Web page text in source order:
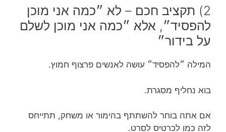
2) תקציב חכם – לא ״כמה אני מוכן
להפסיד״, אלא ״כמה אני מוכן לשלם
על בידור״
המילה ״להפסיד״ עושה לאנשים פרצוף חמוץ.
בוא נחליף מסגרת.
אם אתה בוחר להשתתף בהימור או משחק, תתייחס
לזה כמו לכרטיס לסרט.